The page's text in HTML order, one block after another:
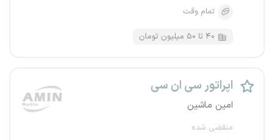
تمام وقت
۴۰ تا ۵۰ میلیون تومان
اپراتور سی ان سی
امین ماشین
منقضی شده